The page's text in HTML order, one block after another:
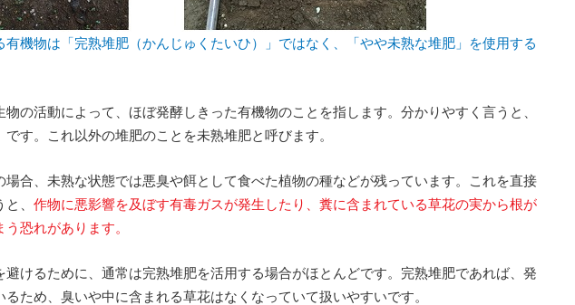
有機物は「完熟堆肥（かんじゅくたいひ）」ではなく、「やや未熟な堆肥」を使用する
物の活動によって、ほぼ発酵しきった有機物のことを指します。分かりやすく言うと、
です。これ以外の堆肥のことを未熟堆肥と呼びます。
場合、未熟な状態では悪臭や餌として食べた植物の種などが残っています。これを直接
、 作物に悪影響を及ぼす有毒ガスが発生したり、糞に含まれている草花の実から根が
恐れがあります。
避けるために、通常は完熟堆肥を活用する場合がほとんどです。完熟堆肥であれば、発
ため、臭いや中に含まれる草花はなくなっていて扱いやすいです。